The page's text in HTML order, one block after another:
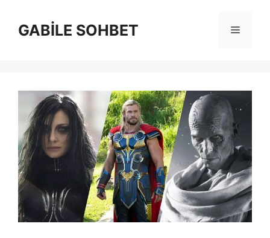
GABİLE SOHBET Menü